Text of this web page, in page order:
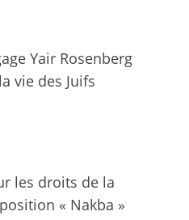
Yair Rosenberg
vie des Juifs
les droits de la
« Nakba »